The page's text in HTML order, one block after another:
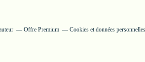
Offre Premium Cookies et données personnelles